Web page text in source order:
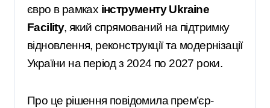
євро в рамках інструменту Ukraine
Facility, який спрямований на підтримку
відновлення, реконструкції та модернізації
України на період з 2024 по 2027 роки.
Про це рішення повідомила прем’єр-